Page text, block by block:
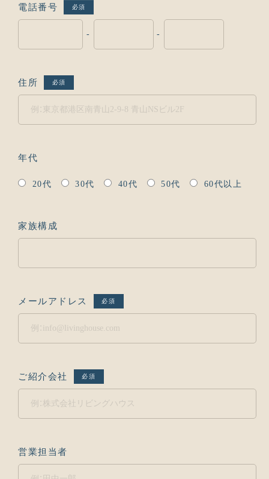
電話番号 必須
- -
住所 必須
年代
20代 30代 40代 50代 60代以上
家族構成
メールアドレス 必須
ご紹介会社 必須
営業担当者